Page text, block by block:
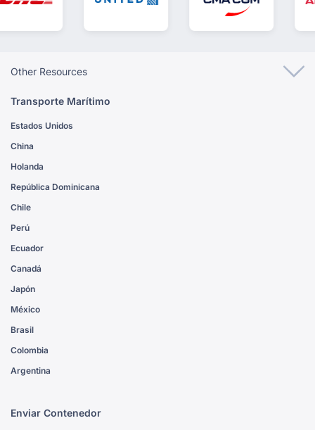
Other Resources
Transporte Marítimo
Estados Unidos
China
Holanda
República Dominicana
Chile
Perú
Ecuador
Canadá
Japón
México
Brasil
Colombia
Argentina
Enviar Contenedor